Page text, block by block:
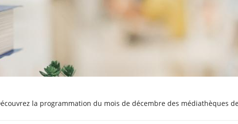
Découvrez la programmation du mois de décembre des médiathèques